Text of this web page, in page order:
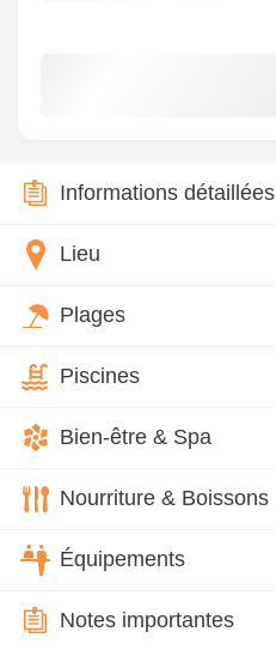
Informations détaillées
Lieu
Plages
Piscines
Bien-être & Spa
Nourriture & Boissons
Équipements
Notes importantes